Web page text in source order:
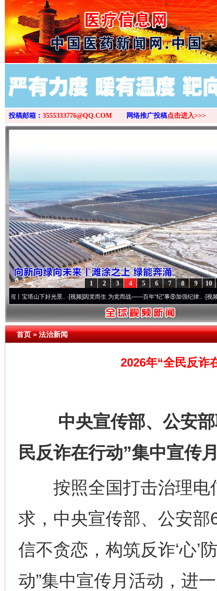
>
投稿邮箱： 3555333776@QQ.COM 网络推广投稿点击进入>>>
10
9
8
7
6
5
4
3
2
1
山下好光景..·[视频]因党而生 为党而战——百年“纪”事⑧加强纪律..·[视频]牢记初心
首页»法治新闻
2026年“全民反诈
中央宣传部、公安部
民反诈在行动”集中宣传
按照全国打击治理电
求，中央宣传部、公安部
信不贪恋，构筑反诈‘心’
动”集中宣传月活动，进